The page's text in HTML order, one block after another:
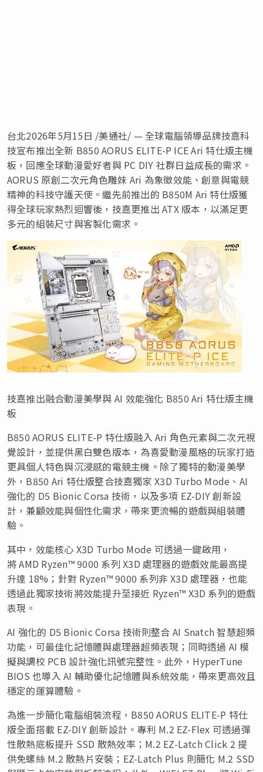
台北2026年5月15日 /美通社/ — 全球電腦領導品牌技嘉科
技宣布推出全新 B850 AORUS ELITE-P ICE Ari 特仕版主機
板，回應全球動漫愛好者與 PC DIY 社群日益成長的需求。
AORUS 原創二次元角色雕妹 Ari 為象徵效能、創意與電競
精神的科技守護天使。繼先前推出的 B850M Ari 特仕版獲
得全球玩家熱烈迴響後，技嘉更推出 ATX 版本，以滿足更
多元的組裝尺寸與客製化需求。
技嘉推出融合動漫美學與 AI 效能強化 B850 Ari 特仕版主機
板
B850 AORUS ELITE-P 特仕版融入 Ari 角色元素與二次元視
覺設計，並提供黑白雙色版本，為喜愛動漫風格的玩家打造
更具個人特色與沉浸感的電競主機。除了獨特的動漫美學
外，B850 Ari 特仕版整合技嘉獨家 X3D Turbo Mode、AI
強化的 D5 Bionic Corsa 技術，以及多項 EZ-DIY 創新設
計，兼顧效能與個性化需求，帶來更流暢的遊戲與組裝體
驗。
其中，效能核心 X3D Turbo Mode 可透過一鍵啟用，
將 AMD Ryzen™ 9000 系列 X3D 處理器的遊戲效能最高提
升達 18%；針對 Ryzen™ 9000 系列非 X3D 處理器，也能
透過此獨家技術將效能提升至接近 Ryzen™ X3D 系列的遊戲
表現。
AI 強化的 D5 Bionic Corsa 技術則整合 AI Snatch 智慧超頻
功能，可最佳化記憶體與處理器超頻表現；同時透過 AI 模
擬與調校 PCB 設計強化訊號完整性。此外，HyperTune
BIOS 也導入 AI 輔助優化記憶體與系統效能，帶來更高效且
穩定的運算體驗。
為進一步簡化電腦組裝流程，B850 AORUS ELITE-P 特仕
版全面搭載 EZ-DIY 創新設計。專利 M.2 EZ-Flex 可透過彈
性散熱底板提升 SSD 散熱效率；M.2 EZ-Latch Click 2 提
供免螺絲 M.2 散熱片安裝；EZ-Latch Plus 則簡化 M.2 SSD